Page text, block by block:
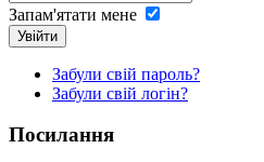
Запам'ятати мене
Увійти
Забули свій пароль?
Забули свій логін?
Посилання